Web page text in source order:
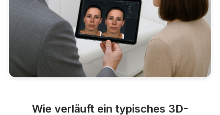
Wie verläuft ein typisches 3D-